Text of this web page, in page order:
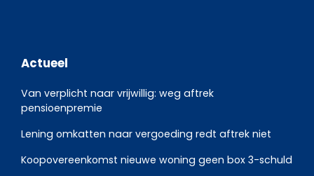
Actueel
Van verplicht naar vrijwillig: weg aftrek
pensioenpremie
Lening omkatten naar vergoeding redt aftrek niet
Koopovereenkomst nieuwe woning geen box 3-schuld